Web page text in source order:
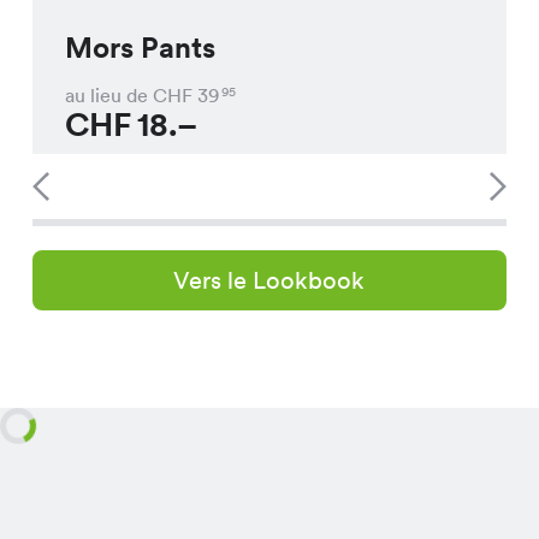
Mors Pants
au lieu de CHF 3995
CHF18.–
Vers le Lookbook